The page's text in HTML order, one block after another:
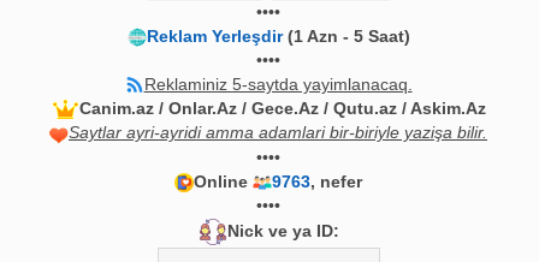
••••
Reklam Yerleşdir(1 Azn - 5 Saat)
••••
Reklaminiz 5-saytda yayimlanacaq.
Canim.az / Onlar.Az / Gece.Az / Qutu.az / Askim.Az
Saytlar ayri-ayridi amma adamlari bir-biriyle yazişa bilir.
••••
Online
9763, nefer
••••
Nick ve ya ID: